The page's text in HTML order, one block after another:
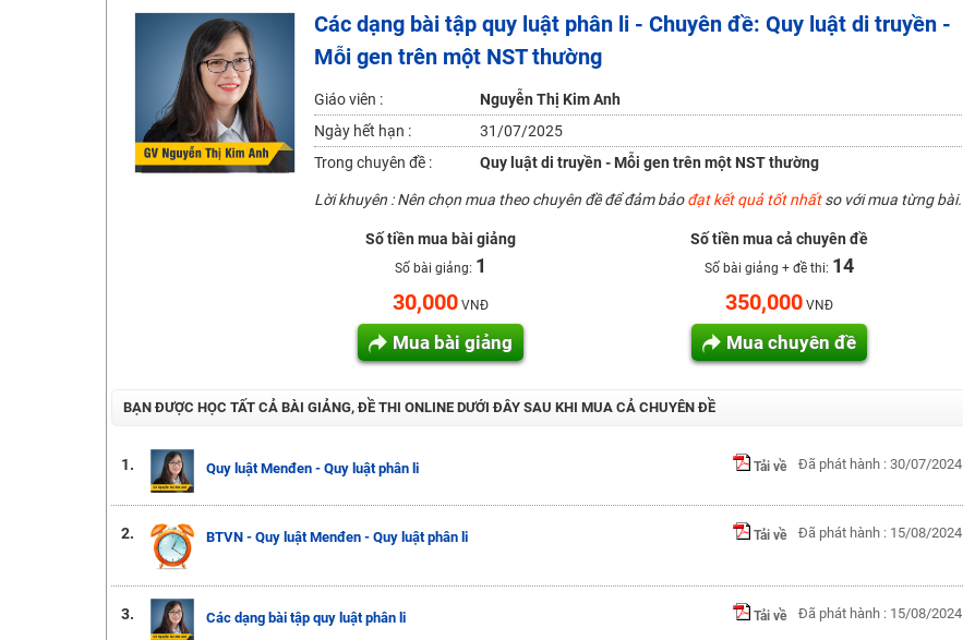
2K6! Lộ Trình Sun 2024 - Ba bước luyện thi TN THPT - ĐH ít nhất 25 điểm
Hot! Lễ hội đồng giá 449K - 499K toàn bộ khoá học tại Tuyensinh247 (Từ 16-18/07/2025)
Khuyến Mãi Khoá Học 1K Chỉ Từ 11-13/09/2024
Đồng giá khóa học 499K - 399K (13/11-15/11)
Khai giảng các khóa lớp 9 Toán - Lý - Hóa - Văn - Anh năm 2018
Các dạng bài tập quy luật phân li - Chuyên đề: Quy luật di truyền -
Mỗi gen trên một NST thường
Giáo viên :
Nguyễn Thị Kim Anh
Ngày hết hạn :
31/07/2025
Trong chuyên đề :
Quy luật di truyền - Mỗi gen trên một NST thường
Lời khuyên : Nên chọn mua theo chuyên đề để đảm bảođạt kết quả tốt nhấtso với mua từng bài.
Số tiền mua bài giảng
Số bài giảng: 1
30,000VNĐ
Mua bài giảng
Số tiền mua cả chuyên đề
Số bài giảng + đề thi: 14
350,000 VNĐ
Mua chuyên đề
BẠN ĐƯỢC HỌC TẤT CẢ BÀI GIẢNG, ĐỀ THI ONLINE DƯỚI ĐÂY SAU KHI MUA CẢ CHUYÊN ĐỀ
1. Quy luật Menđen - Quy luật phân li Tải về Đã phát hành : 30/07/2024
2. BTVN - Quy luật Menđen - Quy luật phân li Tải về Đã phát hành : 15/08/2024
3. Các dạng bài tập quy luật phân li Tải về Đã phát hành : 15/08/2024